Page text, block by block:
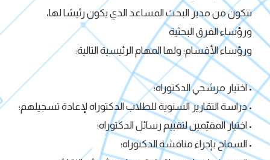
تتكون من مدير البحث المساعد الذي يكون رئيسًا لها،
ورؤساء الفرق البحثية
ورؤساء الأقسام؛ ولها المهام الرئيسية التالية:
• اختيار مرشحي الدكتوراه؛
• دراسة التقارير السنوية للطلاب الدكتوراه لإعادة تسجيلهم؛
• اختيار المقيّمين لتقييم رسائل الدكتوراه؛
• السماح بإجراء مناقشة الدكتوراه؛